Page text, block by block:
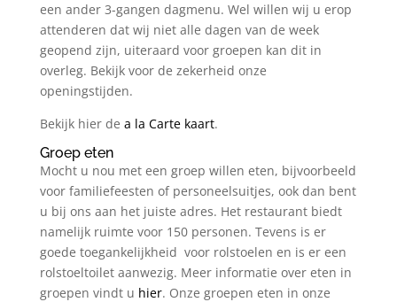
een ander 3-gangen dagmenu. Wel willen wij u erop
attenderen dat wij niet alle dagen van de week
geopend zijn, uiteraard voor groepen kan dit in
overleg. Bekijk voor de zekerheid onze
openingstijden.
Bekijk hier de a la Carte kaart.
Groep eten
Mocht u nou met een groep willen eten, bijvoorbeeld
voor familiefeesten of personeelsuitjes, ook dan bent
u bij ons aan het juiste adres. Het restaurant biedt
namelijk ruimte voor 150 personen. Tevens is er
goede toegankelijkheid voor rolstoelen en is er een
rolstoeltoilet aanwezig. Meer informatie over eten in
groepen vindt u hier. Onze groepen eten in onze